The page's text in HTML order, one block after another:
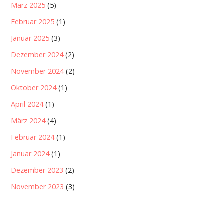
März 2025 (5)
Februar 2025 (1)
Januar 2025 (3)
Dezember 2024(2)
November 2024(2)
Oktober 2024(1)
April 2024(1)
März 2024(4)
Februar 2024(1)
Januar 2024(1)
Dezember 2023 (2)
November 2023 (3)